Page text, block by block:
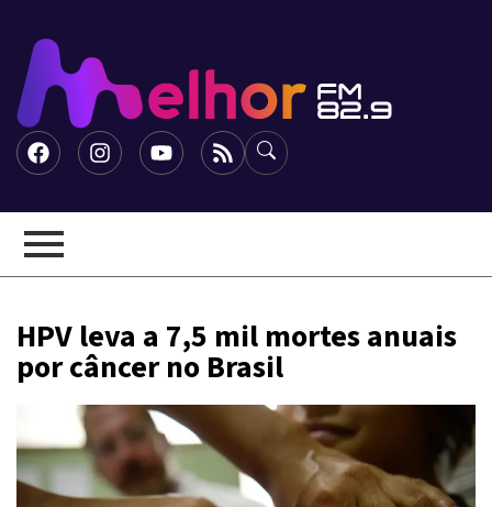
HPV leva a 7,5 mil mortes anuais
por câncer no Brasil